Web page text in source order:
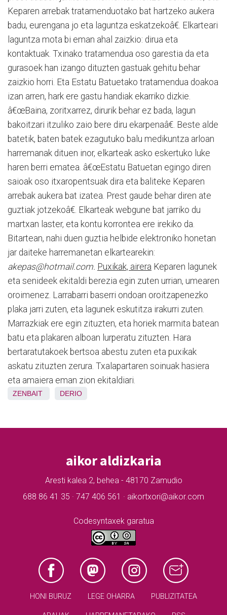
Keparen arrebak tratamenduotako bat hartzeko aukera
badu, eurengana jo eta laguntza eskatzekoâ€. Elkarteari
laguntza mota bi eman ahal zaizkio: dirua eta
kontaktuak. Txinako tratamendua oso garestia da eta
gurasoek han izango dituzten gastuak gehitu behar
zaizkio horri. Eta Estatu Batuetako tratamendua doakoa
izan arren, hark ere gastu handiak ekarriko dizkie.
â€œBaina, zoritxarrez, dirurik behar ez bada, lagun
bakoitzari itzuliko zaio bere diru ekarpenaâ€. Beste alde
batetik, baten batek ezagutuko balu medikuntza arloan
harremanak dituen inor, elkarteak asko eskertuko luke
haren berri ematea. â€œEstatu Batuetan egingo diren
saioak oso itxaropentsuak dira eta baliteke Keparen
arrebak aukera bat izatea. Prest gaude behar diren ate
guztiak jotzekoâ€. Elkarteak webgune bat jarriko du
martxan laster, eta kontu korrontea ere irekiko da.
Bitartean, nahi duen guztia helbide elektroniko honetan
jar daiteke harremanetan elkartearekin:
akepas@hotmail.com. Puxikak, airera Keparen lagunek
eta senideek ekitaldi berezia egin zuten urrian, umearen
oroimenez. Larrabarri baserri ondoan oroitzapenezko
plaka jarri zuten, eta lagunek eskutitza irakurri zuten.
Marrazkiak ere egin zituzten, eta horiek marmita batean
batu eta plakaren alboan lurperatu zituzten. Hara
bertaratutakoek bertsoa abestu zuten eta puxikak
askatu zituzten zerura. Txalapartaren soinuak hasiera
eta amaiera eman zion ekitaldiari.
ZENBAIT DERIO
aikor aldizkaria
Aresti kalea 2, behea - 48170 Zamudio
688 86 41 35 · 747 406 561 · aikortxori@aikor.com
Codesyntaxek garatua
HONI BURUZ LEGE OHARRA PUBLIZITATEA